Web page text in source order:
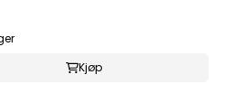
Kjøp